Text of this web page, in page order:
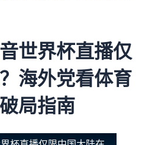
世界杯直播仅
海外党看体育
局指南